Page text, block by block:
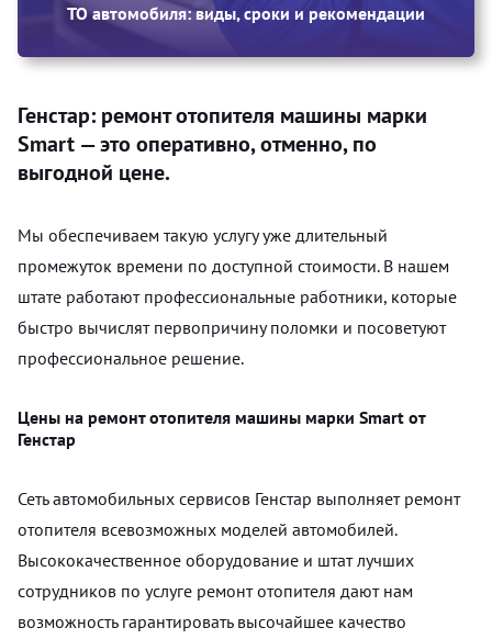
ТО автомобиля: виды, сроки и рекомендации
Генстар: ремонт отопителя машины марки
Smart — это оперативно, отменно, по
выгодной цене.
Мы обеспечиваем такую услугу уже длительный
промежуток времени по доступной стоимости. В нашем
штате работают профессиональные работники, которые
быстро вычислят первопричину поломки и посоветуют
профессиональное решение.
Цены на ремонт отопителя машины марки Smart от
Генстар
Сеть автомобильных сервисов Генстар выполняет ремонт
отопителя всевозможных моделей автомобилей.
Высококачественное оборудование и штат лучших
сотрудников по услуге ремонт отопителя дают нам
возможность гарантировать высочайшее качество